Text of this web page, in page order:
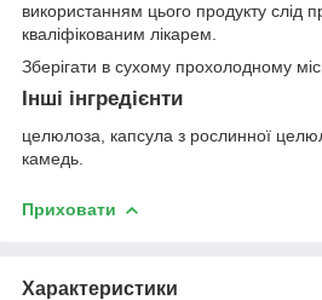
використанням цього продукту слід
кваліфікованим лікарем.
Зберігати в сухому прохолодному
Інші інгредієнти
целюлоза, капсула з рослинної
камедь.
Приховати
Характеристики